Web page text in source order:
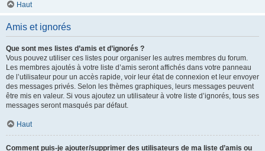
Haut
Amis et ignorés
Que sont mes listes d’amis et d’ignorés ?
Vous pouvez utiliser ces listes pour organiser les autres membres du forum.
Les membres ajoutés à votre liste d’amis seront affichés dans votre panneau
de l’utilisateur pour un accès rapide, voir leur état de connexion et leur envoyer
des messages privés. Selon les thèmes graphiques, leurs messages peuvent
être mis en valeur. Si vous ajoutez un utilisateur à votre liste d’ignorés, tous ses
messages seront masqués par défaut.
Haut
Comment puis-je ajouter/supprimer des utilisateurs de ma liste d’amis ou